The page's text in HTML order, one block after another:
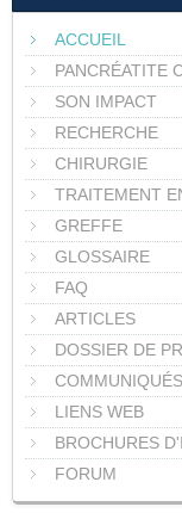
ACCUEIL
PANCRÉATITE
SON IMPACT
RECHERCHE
CHIRURGIE
TRAITEMENT
GREFFE
GLOSSAIRE
FAQ
ARTICLES
DOSSIER DE
COMMUNIQUÉS
LIENS WEB
BROCHURES
FORUM